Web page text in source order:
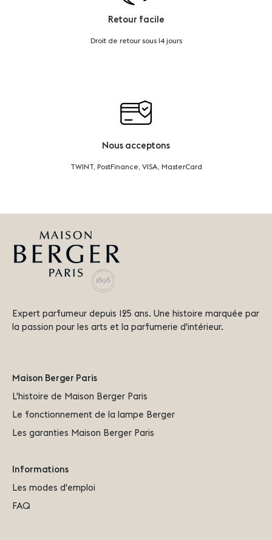
Retour facile
Droit de retour sous 14 jours
Nous acceptons
TWINT, PostFinance, VISA, MasterCard
Expert parfumeur depuis 125 ans. Une histoire marquée par
la passion pour les arts et la parfumerie d'intérieur.
Maison Berger Paris
L'histoire de Maison Berger Paris
Le fonctionnement de la lampe Berger
Les garanties Maison Berger Paris
Informations
Les modes d'emploi
FAQ